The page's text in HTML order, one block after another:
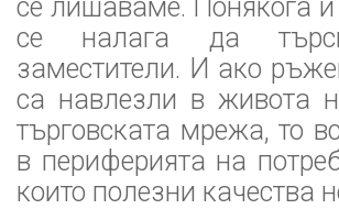
се лишаваме. Понякога
се налага да
заместители. И ако
са навлезли в живота
търговската мрежа, то
в периферията на
които полезни качества